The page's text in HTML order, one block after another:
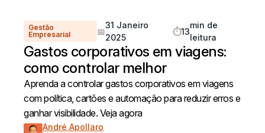
Gestão
Empresarial
📅
31 Janeiro
2025
⏱️13
min de
leitura
Gastos corporativos em viagens:
como controlar melhor
Aprenda a controlar gastos corporativos em viagens
com política, cartões e automação para reduzir erros e
ganhar visibilidade. Veja agora
André Apollaro